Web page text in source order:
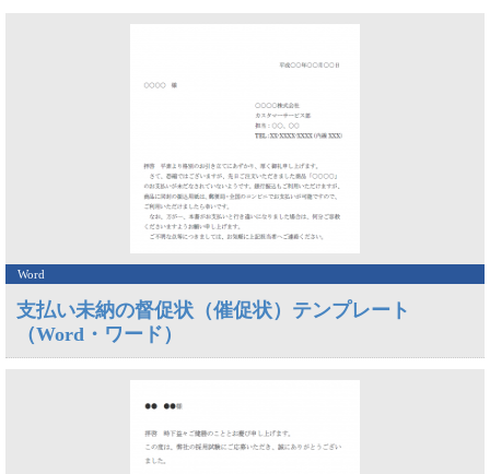
Word
支払い未納の督促状（催促状）テンプレート
（Word・ワード）